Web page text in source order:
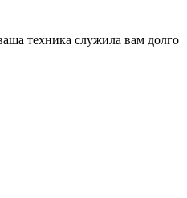
техника служила вам долго